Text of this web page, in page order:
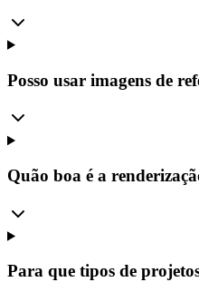
Posso usar imagens de
Quão boa é a
Para que tipos de